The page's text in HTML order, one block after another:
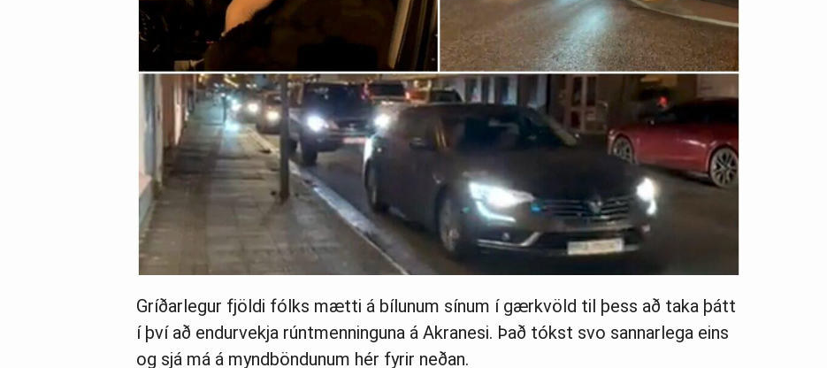
Gríðarlegur fjöldi fólks mætti á bílunum sínum í gærkvöld til þess að taka þátt
í því að endurvekja rúntmenninguna á Akranesi. Það tókst svo sannarlega eins
og sjá má á myndböndunum hér fyrir neðan.